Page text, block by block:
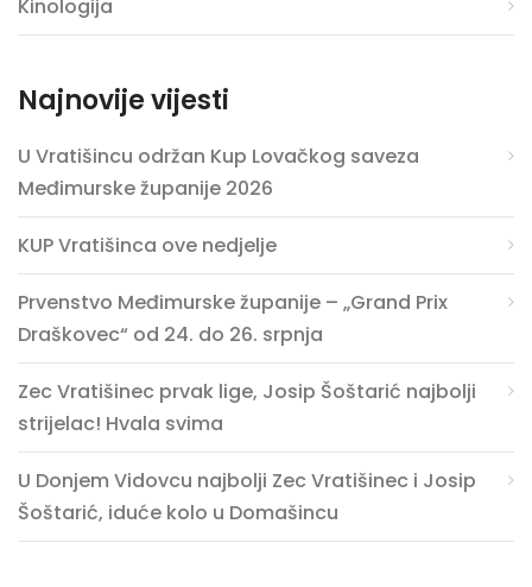
Kinologija
Najnovije vijesti
U Vratišincu održan Kup Lovačkog saveza
Međimurske županije 2026
KUP Vratišinca ove nedjelje
Prvenstvo Međimurske županije – „Grand Prix
Draškovec“ od 24. do 26. srpnja
Zec Vratišinec prvak lige, Josip Šoštarić najbolji
strijelac! Hvala svima
U Donjem Vidovcu najbolji Zec Vratišinec i Josip
Šoštarić, iduće kolo u Domašincu